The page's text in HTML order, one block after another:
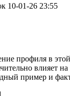
10-01-26 23:55
профиля в
влияет
пример и